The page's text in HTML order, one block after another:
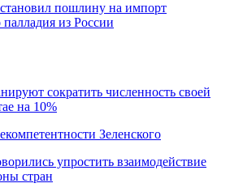
пошлину на импорт
из России
сократить численность своей
на 10%
Зеленского
упростить взаимодействие
стран